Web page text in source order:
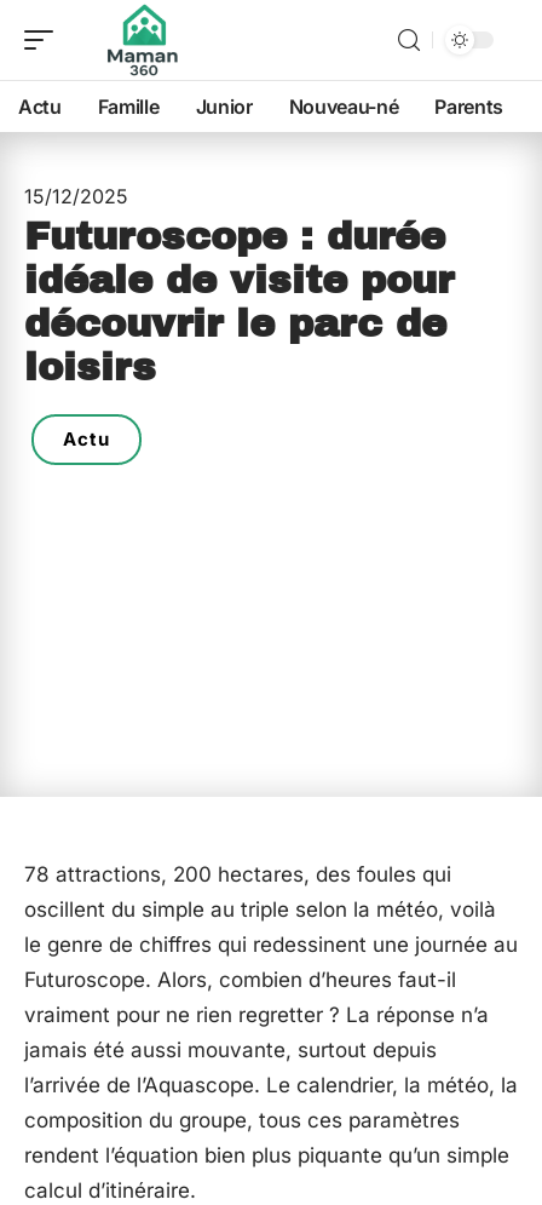
Actu Famille Junior Nouveau-né Parents
15/12/2025
Futuroscope : durée
idéale de visite pour
découvrir le parc de
loisirs
Actu
78 attractions, 200 hectares, des foules qui
oscillent du simple au triple selon la météo, voilà
le genre de chiffres qui redessinent une journée au
Futuroscope. Alors, combien d’heures faut-il
vraiment pour ne rien regretter ? La réponse n’a
jamais été aussi mouvante, surtout depuis
l’arrivée de l’Aquascope. Le calendrier, la météo, la
composition du groupe, tous ces paramètres
rendent l’équation bien plus piquante qu’un simple
calcul d’itinéraire.